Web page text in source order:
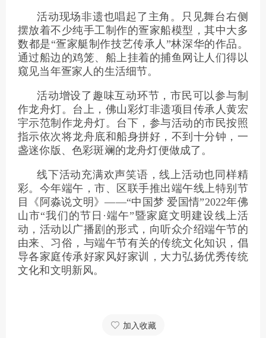
活动现场非遗也唱起了主角。只见舞台右侧
摆放着不少纯手工制作的疍家船模型，其中大多
数都是“疍家艇制作技艺传承人”林深华的作品。
通过船边的鸡笼、船上挂着的捕鱼网让人们得以
窥见当年疍家人的生活细节。
活动增设了趣味互动环节，市民可以参与制
作龙舟灯。台上，佛山彩灯非遗项目传承人黄宏
宇示范制作龙舟灯。台下，参与活动的市民按照
指示依次将龙舟底和船身拼好，不到十分钟，一
盏迷你版、色彩斑斓的龙舟灯便做成了。
线下活动充满欢声笑语，线上活动也同样精
彩。今年端午，市、区联手推出端午线上特别节
目《阿淼说文明》——“中国梦 爱国情”2022年佛
山市“我们的节日·端午”暨家庭文明建设线上活
动，活动以广播剧的形式，向听众介绍端午节的
由来、习俗，与端午节有关的传统文化知识，倡
导各家庭传承好家风好家训，大力弘扬优秀传统
文化和文明新风。
加入收藏